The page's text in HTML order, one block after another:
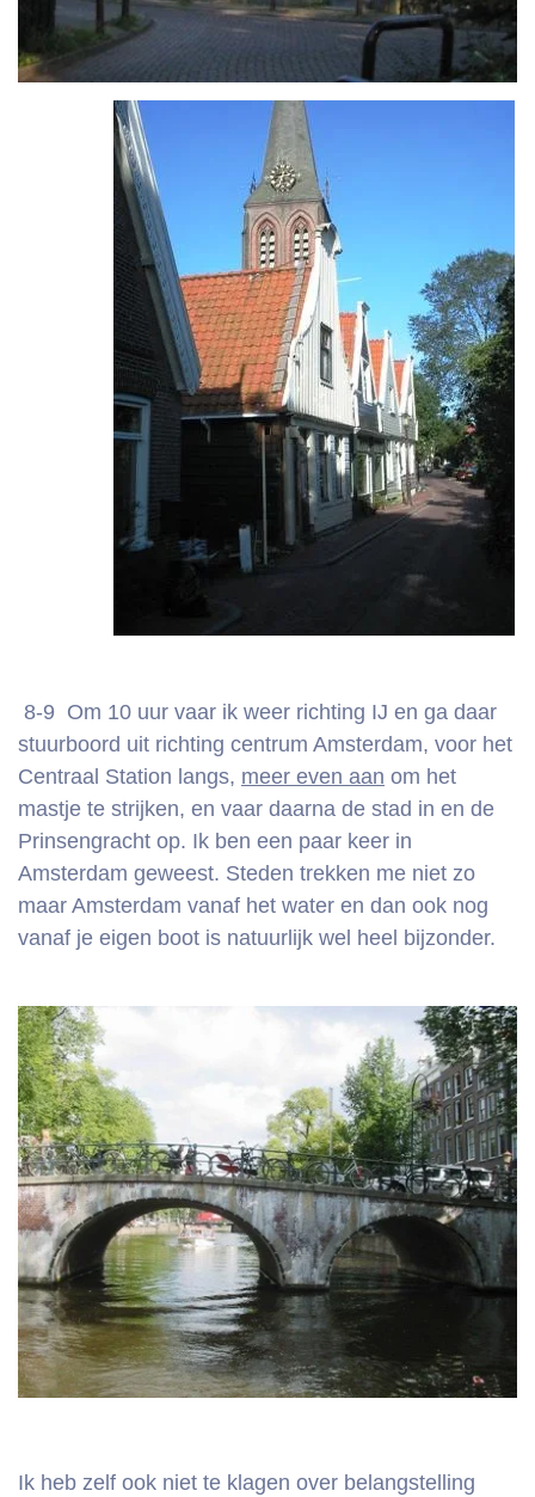
8-9 Om 10 uur vaar ik weer richting IJ en ga daar
stuurboord uit richting centrum Amsterdam, voor het
Centraal Station langs, meer even aan om het
mastje te strijken, en vaar daarna de stad in en de
Prinsengracht op. Ik ben een paar keer in
Amsterdam geweest. Steden trekken me niet zo
maar Amsterdam vanaf het water en dan ook nog
vanaf je eigen boot is natuurlijk wel heel bijzonder.
Ik heb zelf ook niet te klagen over belangstelling